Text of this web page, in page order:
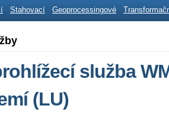
Stahovací Geoprocessingové
služba
(LU)